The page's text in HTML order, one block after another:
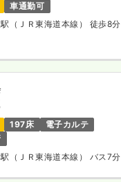
車通勤可
（ＪＲ東海道本線） 徒歩8分
197床
電子カルテ
（ＪＲ東海道本線） バス7分